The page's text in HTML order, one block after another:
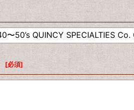
[必須]